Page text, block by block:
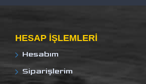
HESAP IŞLEMLERI
Hesabım
Siparişlerim